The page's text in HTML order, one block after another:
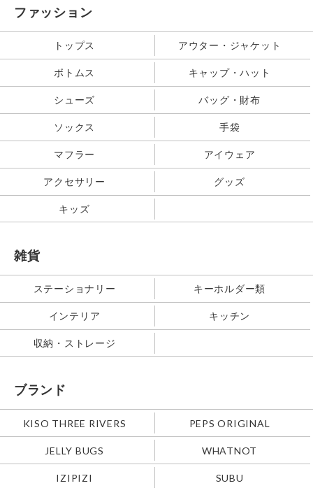
ファッション
トップス アウター・ジャケット
ボトムス キャップ・ハット
シューズ バッグ・財布
ソックス 手袋
マフラー アイウェア
アクセサリー グッズ
キッズ
雑貨
ステーショナリー キーホルダー類
インテリア キッチン
収納・ストレージ
ブランド
KISO THREE RIVERS PEPS ORIGINAL
JELLY BUGS WHATNOT
IZIPIZI SUBU